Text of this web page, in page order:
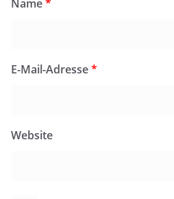
Name*
E-Mail-Adresse*
Website